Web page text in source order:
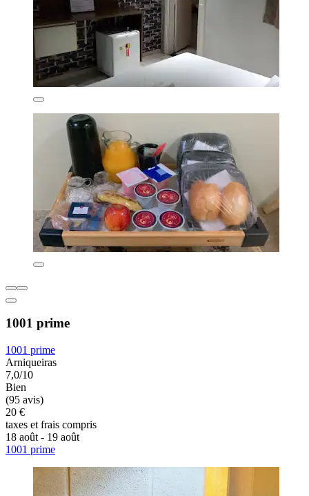
1001 prime
1001 prime
Arniqueiras
7,0/10
Bien
(95 avis)
20 €
taxes et frais compris
18 août - 19 août
1001 prime